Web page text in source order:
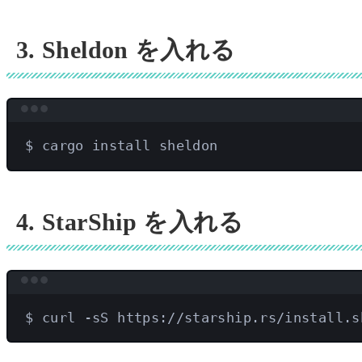
3. Sheldon を入れる
$ cargo install sheldon
4. StarShip を入れる
$ curl -sS https://starship.rs/